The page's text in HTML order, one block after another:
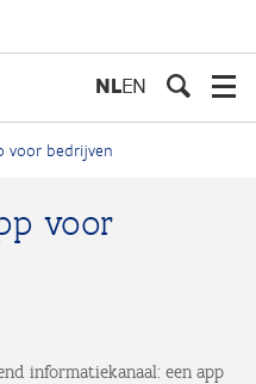
NLEN
voor bedrijven
voor
informatiekanaal: een app